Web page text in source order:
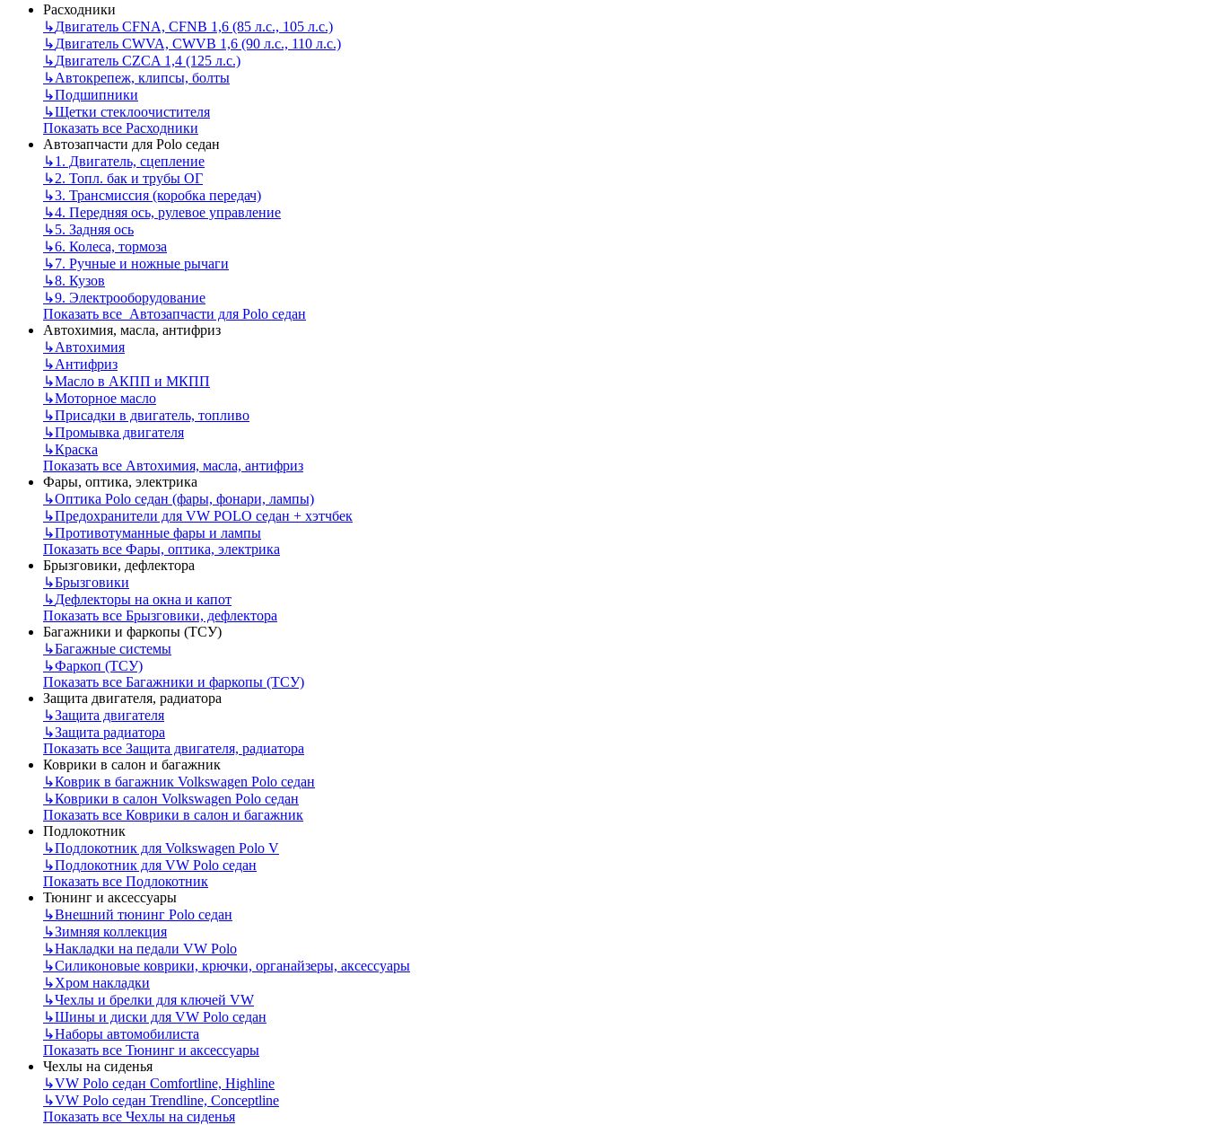
Расходники
↳Двигатель CFNA, CFNB 1,6 (85 л.с., 105 л.с.)
↳Двигатель CWVA, CWVB 1,6 (90 л.с., 110 л.с.)
↳Двигатель CZCA 1,4 (125 л.с.)
↳Автокрепеж, клипсы, болты
↳Подшипники
↳Щетки стеклоочистителя
Показать все Расходники
Автозапчасти для Polo седан
↳1. Двигатель, сцепление
↳2. Топл. бак и трубы ОГ
↳3. Трансмиссия (коробка передач)
↳4. Передняя ось, рулевое управление
↳5. Задняя ось
↳6. Колеса, тормоза
↳7. Ручные и ножные рычаги
↳8. Кузов
↳9. Электрооборудование
Показать все Автозапчасти для Polo седан
Автохимия, масла, антифриз
↳Автохимия
↳Антифриз
↳Масло в АКПП и МКПП
↳Моторное масло
↳Присадки в двигатель, топливо
↳Промывка двигателя
↳Краска
Показать все Автохимия, масла, антифриз
Фары, оптика, электрика
↳Оптика Polo седан (фары, фонари, лампы)
↳Предохранители для VW POLO седан + хэтчбек
↳Противотуманные фары и лампы
Показать все Фары, оптика, электрика
Брызговики, дефлектора
↳Брызговики
↳Дефлекторы на окна и капот
Показать все Брызговики, дефлектора
Багажники и фаркопы (ТСУ)
↳Багажные системы
↳Фаркоп (ТСУ)
Показать все Багажники и фаркопы (ТСУ)
Защита двигателя, радиатора
↳Защита двигателя
↳Защита радиатора
Показать все Защита двигателя, радиатора
Коврики в салон и багажник
↳Коврик в багажник Volkswagen Polo седан
↳Коврики в салон Volkswagen Polo седан
Показать все Коврики в салон и багажник
Подлокотник
↳Подлокотник для Volkswagen Polo V
↳Подлокотник для VW Polo седан
Показать все Подлокотник
Тюнинг и аксессуары
↳Внешний тюнинг Polo седан
↳Зимняя коллекция
↳Накладки на педали VW Polo
↳Силиконовые коврики, крючки, органайзеры, аксессуары
↳Хром накладки
↳Чехлы и брелки для ключей VW
↳Шины и диски для VW Polo седан
↳Наборы автомобилиста
Показать все Тюнинг и аксессуары
Чехлы на сиденья
↳VW Polo седан Comfortline, Highline
↳VW Polo седан Trendline, Conceptline
Показать все Чехлы на сиденья